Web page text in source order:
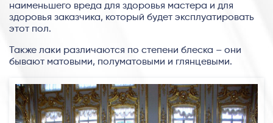
наименьшего вреда для здоровья мастера и для
здоровья заказчика, который будет эксплуатировать
этот пол.
Также лаки различаются по степени блеска – они
бывают матовыми, полуматовыми и глянцевыми.